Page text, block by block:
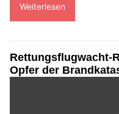
Weiterlesen
Rettungsflugwacht-
Opfer der